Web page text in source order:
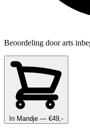
Beoordeling door arts
In Mandje — €49,-